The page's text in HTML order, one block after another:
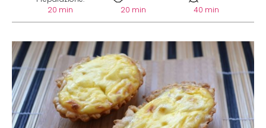
20 min
20 min
40 min